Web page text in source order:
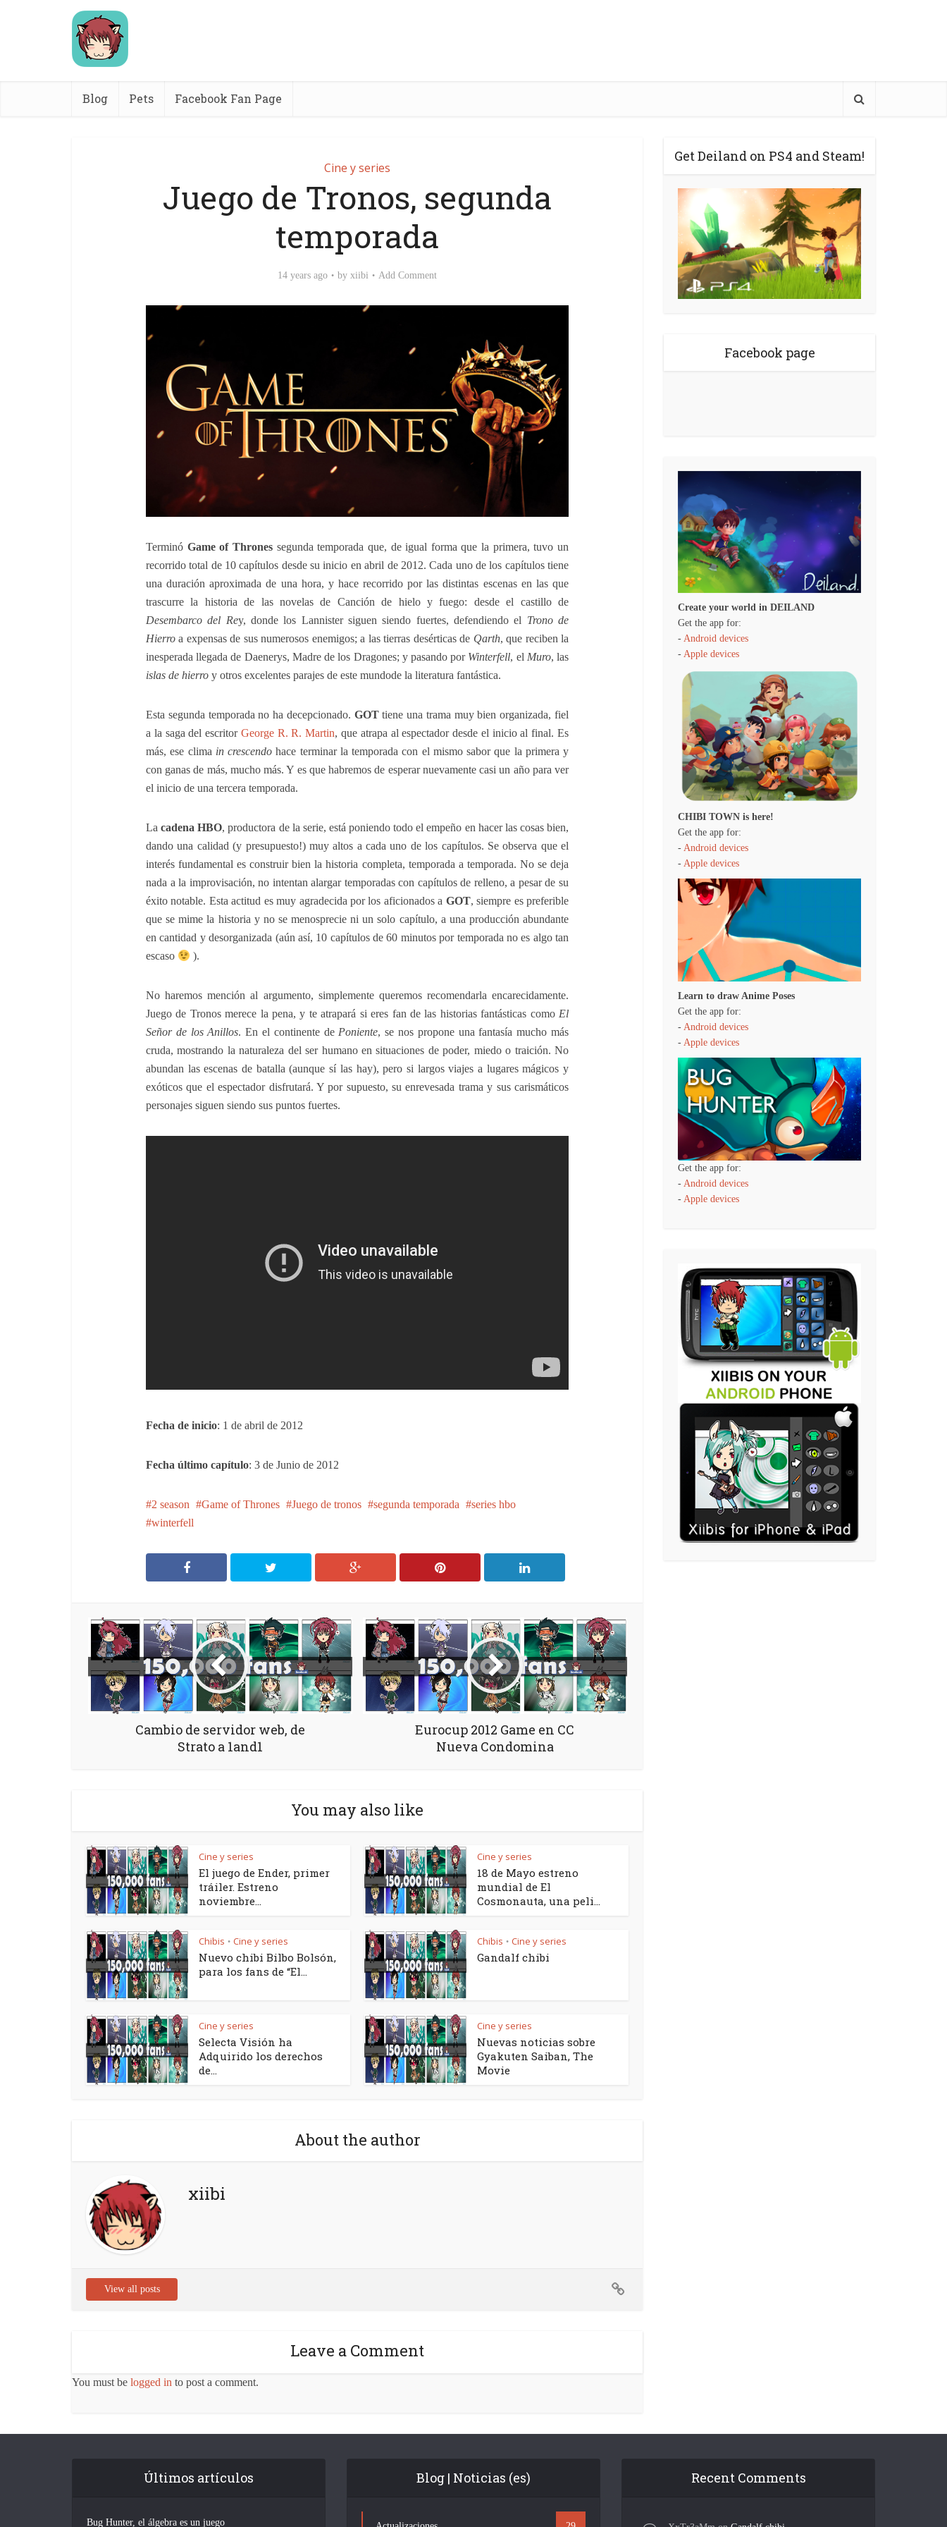
Blog Pets Facebook Fan Page
Cine y series
Juego de Tronos, segunda
temporada
14 years ago by xiibi Add Comment
Terminó Game of Thronessegunda temporada que, de igual forma que la primera, tuvo un
recorrido total de 10 capítulos desde su inicio en abril de 2012. Cada uno de los capítulos tiene
una duración aproximada de una hora, y hace recorrido por las distintas escenas en las que
trascurre la historia de las novelas de Canción de hielo y fuego: desde el castillo de
Desembarco del Rey, donde los Lannister siguen siendo fuertes, defendiendo el Trono de
Hierro a expensas de sus numerosos enemigos; a las tierras desérticas de Qarth, que reciben la
inesperada llegada de Daenerys, Madre de los Dragones; y pasando por Winterfell, el Muro, las
islas de hierro y otros excelentes parajes de este mundode la literatura fantástica.
Esta segunda temporada no ha decepcionado. GOTtiene una trama muy bien organizada, fiel
a la saga del escritor George R. R. Martin, que atrapa al espectador desde el inicio al final. Es
más, ese clima in crescendo hace terminar la temporada con el mismo sabor que la primera y
con ganas de más, mucho más. Y es que habremos de esperar nuevamente casi un año para ver
el inicio de una tercera temporada.
La cadena HBO, productora de la serie, está poniendo todo el empeño en hacer las cosas bien,
dando una calidad (y presupuesto!) muy altos a cada uno de los capítulos. Se observa que el
interés fundamental es construir bien la historia completa, temporada a temporada. No se deja
nada a la improvisación, no intentan alargar temporadas con capítulos de relleno, a pesar de su
éxito notable. Esta actitud es muy agradecida por los aficionados a GOT, siempre es preferible
que se mime la historia y no se menosprecie ni un solo capítulo, a una producción abundante
en cantidad y desorganizada (aún así, 10 capítulos de 60 minutos por temporada no es algo tan
escaso
).
No haremos mención al argumento, simplemente queremos recomendarla encarecidamente.
Juego de Tronos merece la pena, y te atrapará si eres fan de las historias fantásticas como El
Señor de los Anillos. En el continente de Poniente, se nos propone una fantasía mucho más
cruda, mostrando la naturaleza del ser humano en situaciones de poder, miedo o traición. No
abundan las escenas de batalla (aunque sí las hay), pero si largos viajes a lugares mágicos y
exóticos que el espectador disfrutará. Y por supuesto, su enrevesada trama y sus carismáticos
personajes siguen siendo sus puntos fuertes.
Fecha de inicio: 1 de abril de 2012
Fecha último capítulo: 3 de Junio de 2012
2 season Game of Thrones Juego de tronos segunda temporada
series hbo
winterfell
Cambio de servidor web, de
Strato a 1and1
Eurocup 2012 Game en CC
Nueva Condomina
You may also like
Cine y series
El juego de Ender, primer
tráiler. Estreno
noviembre...
Cine y series
18 de Mayo estreno
mundial de El
Cosmonauta, una peli...
Chibis • Cine y series
Nuevo chibi Bilbo Bolsón,
para los fans de “El...
Chibis • Cine y series
Gandalf chibi
Cine y series
Selecta Visión ha
Adquirido los derechos
de...
Cine y series
Nuevas noticias sobre
Gyakuten Saiban, The
Movie
About the author
xiibi
View all posts
Leave a Comment
You must be logged in to post a comment.
Get Deiland on PS4 and Steam!
Facebook page
Create your world in DEILAND
Get the app for:
- Android devices
- Apple devices
CHIBI TOWN is here!
Get the app for:
- Android devices
- Apple devices
Learn to draw Anime Poses
Get the app for:
- Android devices
- Apple devices
Get the app for:
- Android devices
- Apple devices
Últimos artículos
Bug Hunter, el álgebra es un juego
Blog | Noticias (es) Recent Comments